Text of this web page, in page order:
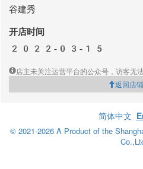
谷建秀
开店时间
2022-03-15
店主未关注运营平台的公众号，访客无
返回店
简体中文
© 2021-2026 A Product of the